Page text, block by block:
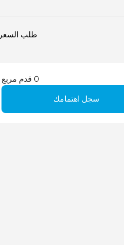
طلب السعر
0 قدم مربع
سجل اهتمامك